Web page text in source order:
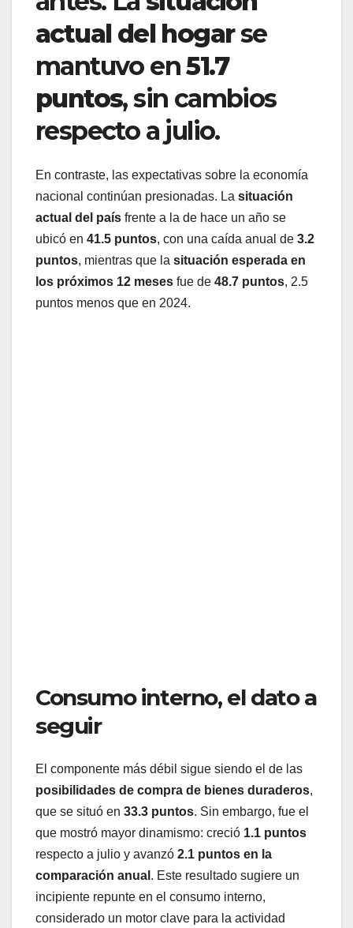
actual del hogarse
mantuvo en51.7
puntos, sin cambios
respecto a julio.
En contraste, las expectativas sobre la economía
nacional continúan presionadas. La situación
actual del país frente a la de hace un año se
ubicó en 41.5 puntos, con una caída anual de 3.2
puntos, mientras que la situación esperada en
los próximos 12 meses fue de 48.7 puntos, 2.5
puntos menos que en 2024.
Consumo interno, el dato a
seguir
El componente más débil sigue siendo el de las
posibilidades de compra de bienes duraderos,
que se situó en 33.3 puntos. Sin embargo, fue el
que mostró mayor dinamismo: creció 1.1 puntos
respecto a julio y avanzó 2.1 puntos en la
comparación anual . Este resultado sugiere un
incipiente repunte en el consumo interno,
considerado un motor clave para la actividad